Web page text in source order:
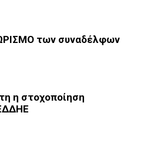
των συναδέλφων
η στοχοποίηση